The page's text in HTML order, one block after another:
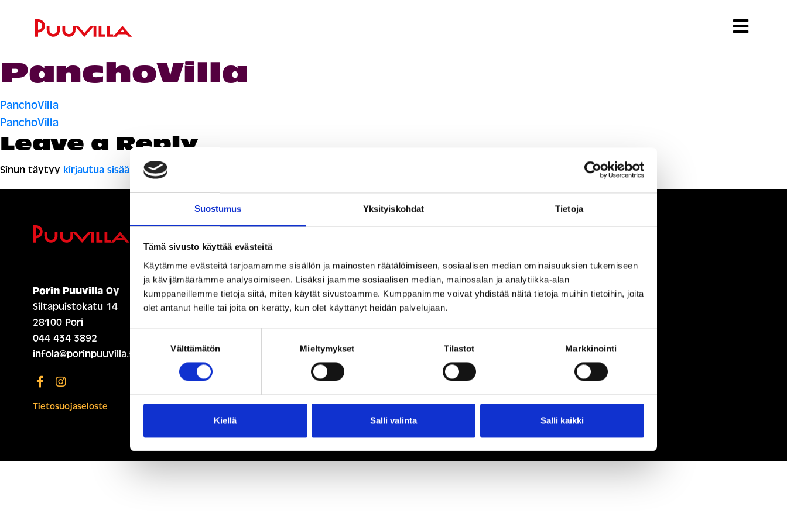
Suostumus Yksityiskohdat Tietoja
Tämä sivusto käyttää evästeitä
Käytämme evästeitä tarjoamamme sisällön ja mainosten räätälöimiseen, sosiaalisen median ominaisuuksien tukemiseen
ja kävijämäärämme analysoimiseen. Lisäksi jaamme sosiaalisen median, mainosalan ja analytiikka-alan
kumppaneillemme tietoja siitä, miten käytät sivustoamme. Kumppanimme voivat yhdistää näitä tietoja muihin tietoihin, joita
olet antanut heille tai joita on kerätty, kun olet käyttänyt heidän palvelujaan.
Välttämätön Mieltymykset Tilastot Markkinointi
Kiellä Salli valinta Salli kaikki
PanchoVilla
Artikkelien
selaus
PanchoVilla
PanchoVilla
Leave a Reply
Sinun täytyy kirjautua sisään kommentoidaksesi.
Porin Puuvilla Oy
Siltapuistokatu 14
28100 Pori
044 434 3892
infola@porinpuuvilla.fi
Tietosuojaseloste
ETUSIVU (ENGLISH)